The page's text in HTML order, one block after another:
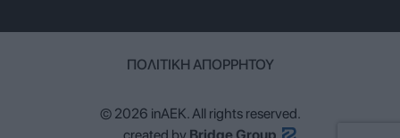
ΠΟΛΙΤΙΚΉ ΑΠΟΡΡΉΤΟΥ
© 2026 inAEK. All rights reserved.
created by Bridge Group